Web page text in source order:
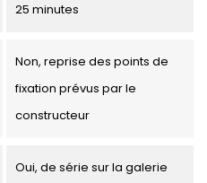
25 minutes
Non, reprise des points de
fixation prévus par le
constructeur
Oui, de série sur la galerie